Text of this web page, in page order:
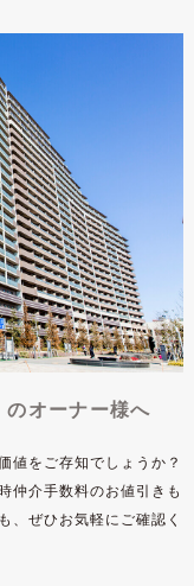
のオーナー様へ
値をご存知でしょうか？
仲介手数料のお値引きも
、ぜひお気軽にご確認く